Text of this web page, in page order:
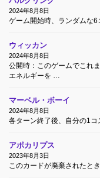
2024年8月8日
ゲーム開始時、ランダムな6
ウィッカン
2024年8月8日
公開時：このゲームでこれ
エネルギーを …
マーベル・ボーイ
2024年8月8日
各ターン終了後、自分の1コ
アポカリプス
2023年8月3日
このカードが廃棄されたと